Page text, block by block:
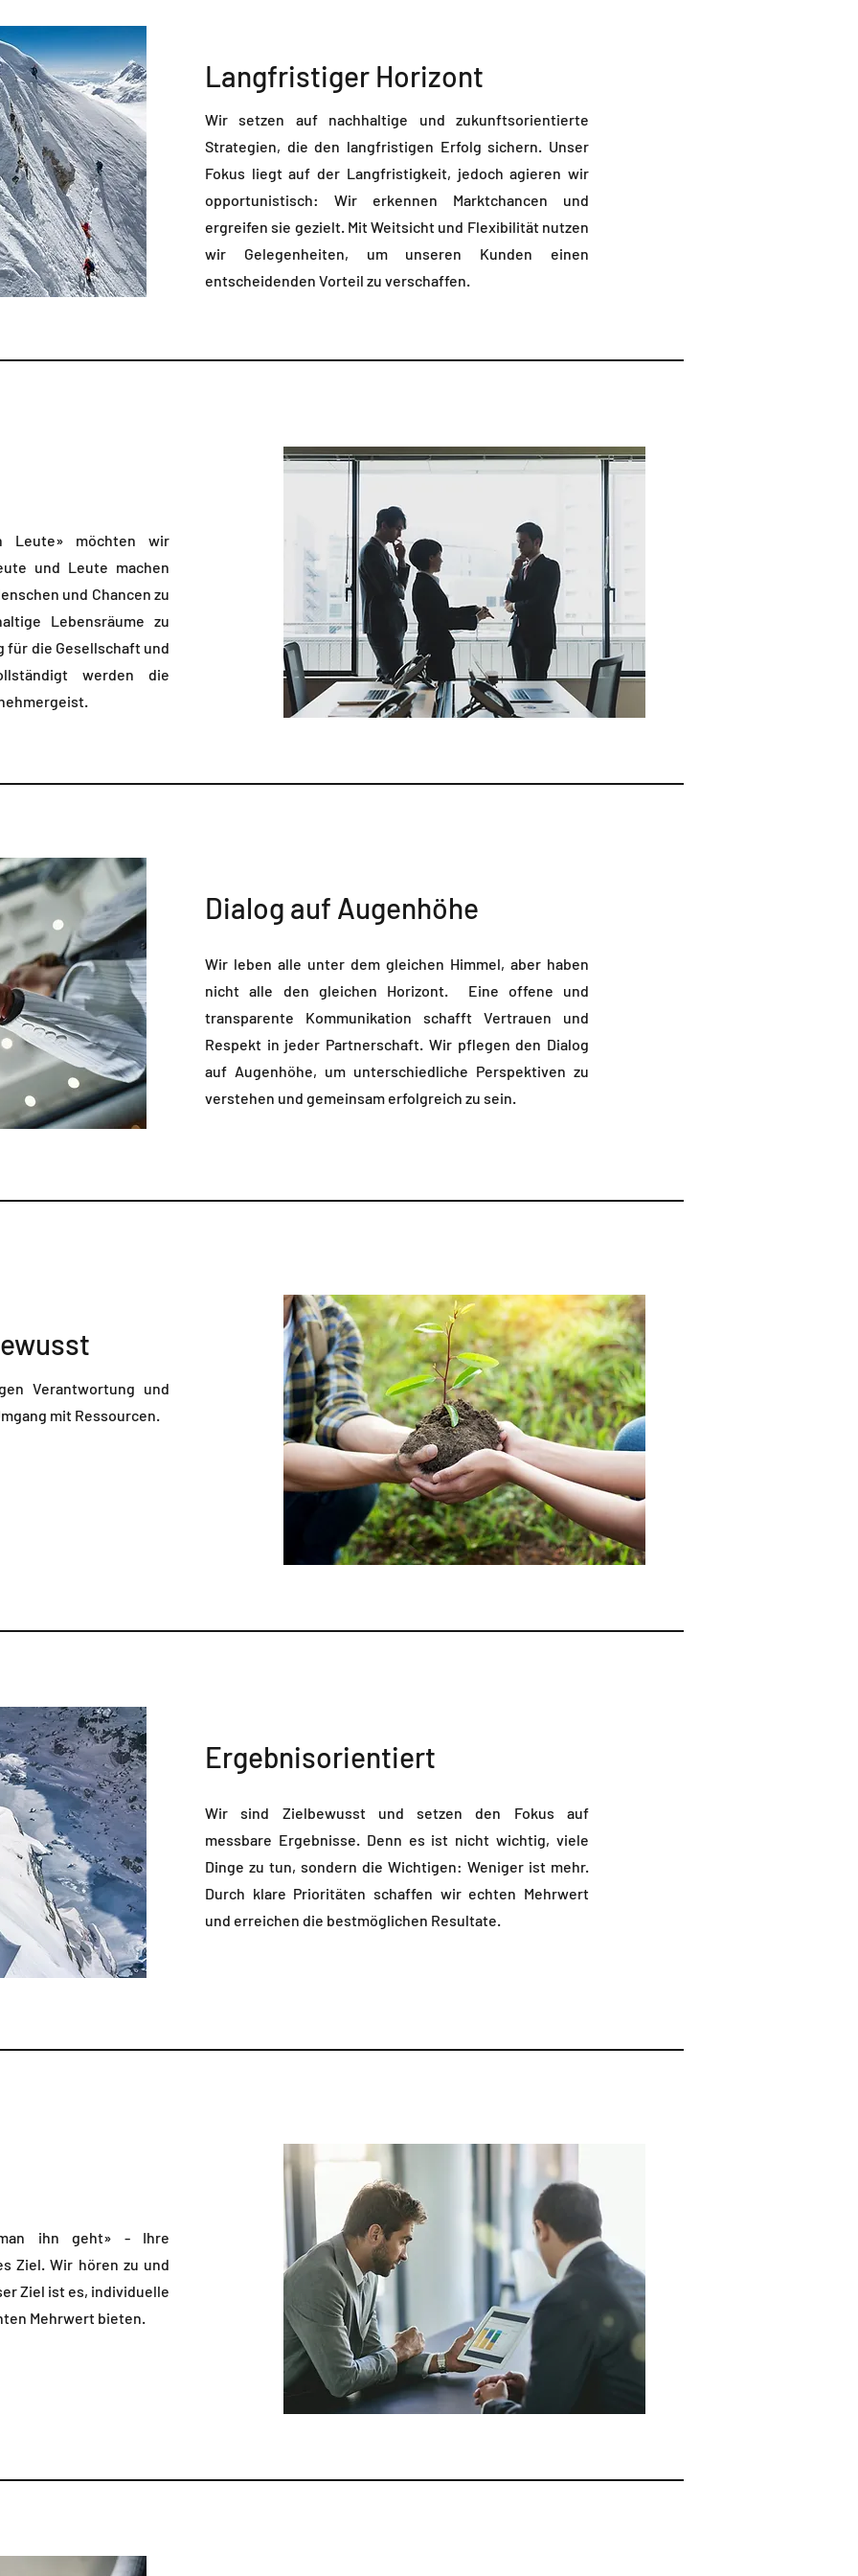
Langfristiger Horizont
Wir setzen auf nachhaltige und zukunftsorientierte
Strategien, die den langfristigen Erfolg sichern. Unser
Fokus liegt auf der Langfristigkeit, jedoch agieren wir
opportunistisch: Wir erkennen Marktchancen und
ergreifen sie gezielt. Mit Weitsicht und Flexibilität nutzen
wir Gelegenheiten, um unseren Kunden einen
entscheidenden Vorteil zu verschaffen.
Leute» möchten wir
und Leute machen
und Chancen zu
Lebensräume zu
für die Gesellschaft und
werden die
Dialog auf Augenhöhe
Wir leben alle unter dem gleichen Himmel, aber haben
nicht alle den gleichen Horizont. Eine offene und
transparente Kommunikation schafft Vertrauen und
Respekt in jeder Partnerschaft. Wir pflegen den Dialog
auf Augenhöhe, um unterschiedliche Perspektiven zu
verstehen und gemeinsam erfolgreich zu sein.
Verantwortung und
mit Ressourcen.
Ergebnisorientiert
Wir sind Zielbewusst und setzen den Fokus auf
messbare Ergebnisse. Denn es ist nicht wichtig, viele
Dinge zu tun, sondern die Wichtigen: Weniger ist mehr.
Durch klare Prioritäten schaffen wir echten Mehrwert
und erreichen die bestmöglichen Resultate.
ihn geht» - Ihre
Ziel. Wir hören zu und
Ziel ist es, individuelle
Mehrwert bieten.